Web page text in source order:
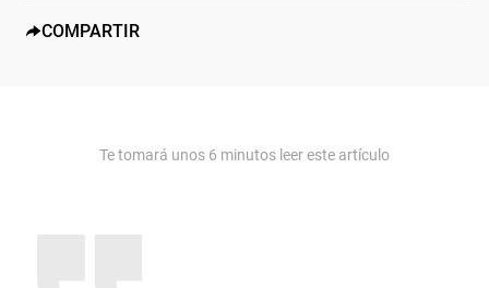
COMPARTIR
Te tomará unos 6 minutos leer este artículo